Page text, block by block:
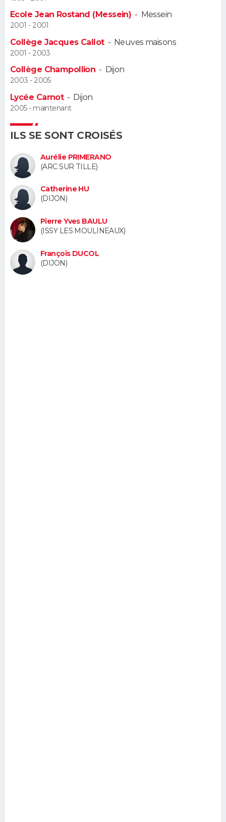
Alimentation
Guide de la santé
Maladies
Médicaments
Sommeil
VOYAGE
Destinations
City break
Voyage nature
Voyage de noces
Forum
Climat
+
PHOTO
GUIDES D'ACHAT
BONS PLANS
Carte de Noël
Carte Bonne année
Carte Saint-Valentin
Carte Pâques
Carte d'anniversaire
DICTIONNAIRE
Dictionnaire
Biographies
Citations
Expressions
Proverbes
PROGRAMME TV
COPAINS D'AVANT
S'inscrire
Se connecter
Lycées
Collèges
Primaires
Universités
Entreprises
Service militaire
Avis de recherche
AVIS DE DÉCÈS
FORUM
Bricolage
Lifestyle
Culture
Sport
Auto
Television
Voyage
Cinema
Ecole Jean Rostand (Messein) - Messein
2001 - 2001
Collège Jacques Callot- Neuves maisons
2001 - 2003
Collège Champollion - Dijon
2003 - 2005
Lycée Carnot- Dijon
2005 - maintenant
ILS SE SONT CROISÉS
Aurélie PRIMERANO
(ARC SUR TILLE)
Catherine HU
(DIJON)
Pierre Yves BAULU
(ISSY LES MOULINEAUX)
François DUCOL
(DIJON)